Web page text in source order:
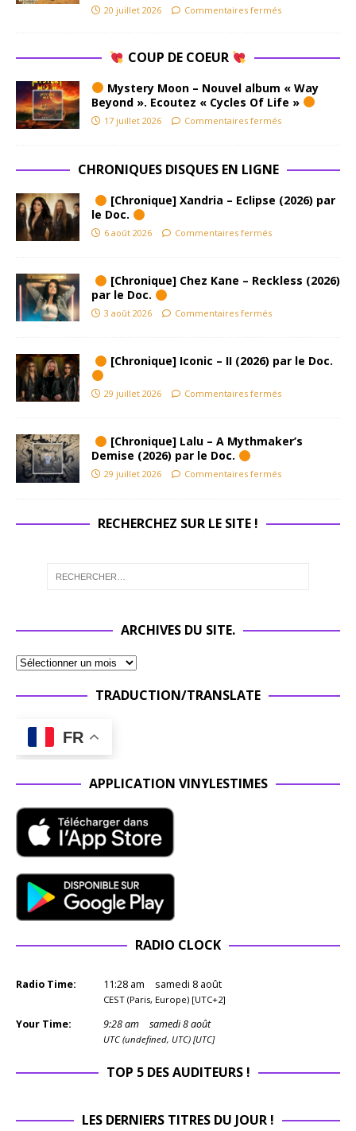
20 juillet 2026 Commentaires fermés
COUP DE COEUR
Mystery Moon – Nouvel album « Way
Beyond ». Ecoutez « Cycles Of Life »
17 juillet 2026 Commentaires fermés
CHRONIQUES DISQUES EN LIGNE
[Chronique] Xandria – Eclipse (2026) par
le Doc.
6 août 2026 Commentaires fermés
[Chronique] Chez Kane – Reckless (2026)
par le Doc.
3 août 2026 Commentaires fermés
[Chronique] Iconic – II (2026) par le Doc.
29 juillet 2026 Commentaires fermés
[Chronique] Lalu – A Mythmaker’s
Demise (2026) par le Doc.
29 juillet 2026 Commentaires fermés
RECHERCHEZ SUR LE SITE !
ARCHIVES DU SITE.
TRADUCTION/TRANSLATE
FR
APPLICATION VINYLESTIMES
RADIO CLOCK
Radio Time: 11:28 am samedi 8 août
CEST (Paris, Europe) [UTC+2]
Your Time: 9:28am samedi 8 août
UTC (undefined, UTC) [UTC]
TOP 5 DES AUDITEURS !
LES DERNIERS TITRES DU JOUR !